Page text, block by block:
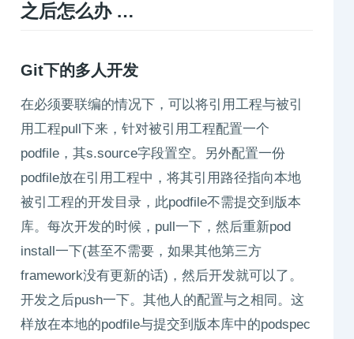
之后怎么办 …
Git下的多人开发
在必须要联编的情况下，可以将引用工程与被引
用工程pull下来，针对被引用工程配置一个
podfile，其s.source字段置空。另外配置一份
podfile放在引用工程中，将其引用路径指向本地
被引工程的开发目录，此podfile不需提交到版本
库。每次开发的时候，pull一下，然后重新pod
install一下(甚至不需要，如果其他第三方
framework没有更新的话)，然后开发就可以了。
开发之后push一下。其他人的配置与之相同。这
样放在本地的podfile与提交到版本库中的podspec